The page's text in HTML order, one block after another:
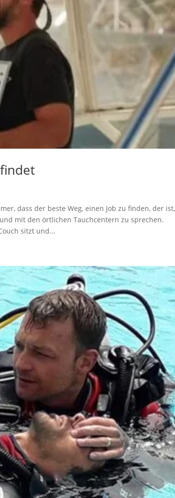
dass der beste Weg, einen Job zu finden, der ist,
mit den örtlichen Tauchcentern zu sprechen.
sitzt und...